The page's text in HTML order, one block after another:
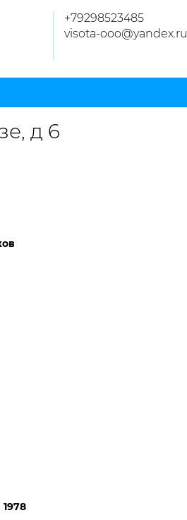
+79298523485
visota-ooo@yandex.ru
д 6
1978